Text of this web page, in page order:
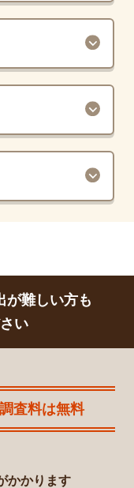
が難しい方も
い
査料は無料
かかります